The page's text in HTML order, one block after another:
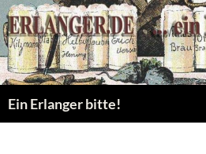
Zum
Inhalt
springen
Ein Erlanger bitte!